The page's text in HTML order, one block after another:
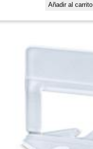
Añadir al carrito